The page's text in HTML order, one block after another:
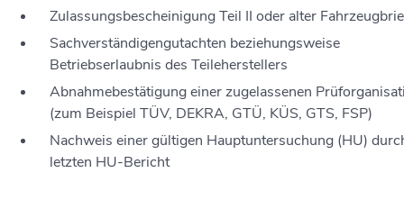
Zulassungsbescheinigung Teil II oder alter
Sachverständigengutachten beziehungsweise
Betriebserlaubnis des Teileherstellers
Abnahmebestätigung einer zugelassenen
(zum Beispiel TÜV, DEKRA, GTÜ, KÜS, GTS, FSP)
Nachweis einer gültigen Hauptuntersuchung (HU)
letzten HU-Bericht